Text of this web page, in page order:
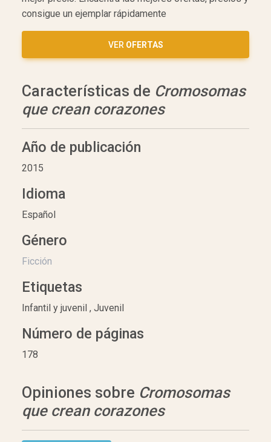
consigue un ejemplar rápidamente
VER OFERTAS
Características de Cromosomas
que crean corazones
Año de publicación
2015
Idioma
Español
Género
Ficción
Etiquetas
Infantil y juvenil , Juvenil
Número de páginas
178
Opiniones sobre Cromosomas
que crean corazones